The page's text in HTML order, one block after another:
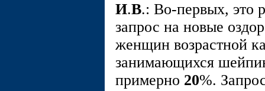
И.В.: Во-первых, это
запрос на новые
женщин возрастной
занимающихся
примерно 20%.